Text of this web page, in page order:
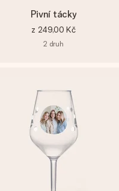
Pivní tácky
z 249,00 Kč
2 druh